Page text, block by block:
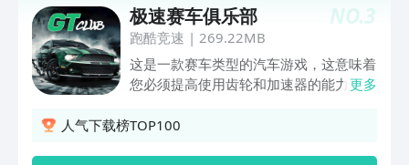
NO.3
极速赛车俱乐部
跑酷竞速 | 269.22MB
这是一款赛车类型的汽车游戏，这意味着
您必须提高使用齿轮和加速器的能力，并
为您将与最好的车手和最好的赛车一起比
更多
人气下载榜TOP100